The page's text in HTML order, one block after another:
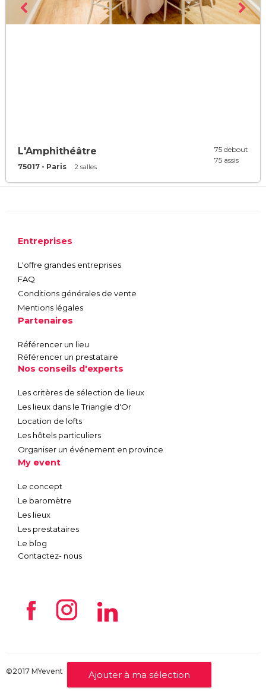
L'Amphithéâtre
75017 - Paris 2 salles
75 debout
75 assis
Entreprises
L'offre grandes entreprises
FAQ
Conditions générales de vente
Mentions légales
Partenaires
Référencer un lieu
Référencer un prestataire
Nos conseils d'experts
Les critères de sélection de lieux
Les lieux dans le Triangle d'Or
Location de lofts
Les hôtels particuliers
Organiser un événement en province
My event
Le concept
Le baromètre
Les lieux
Les prestataires
Le blog
Contactez- nous
©2017 MYevent